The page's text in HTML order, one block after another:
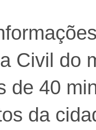
Civil do
de 40
da